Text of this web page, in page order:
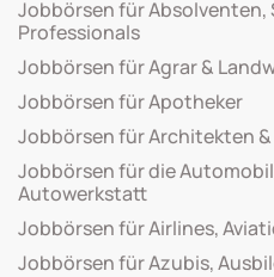
Jobbörsen für Absolventen,
Professionals
Jobbörsen für Agrar &
Jobbörsen für Apotheker
Jobbörsen für Architekten
Jobbörsen für die
Autowerkstatt
Jobbörsen für Airlines,
Jobbörsen für Azubis,